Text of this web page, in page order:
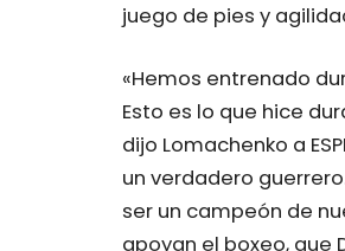
juego de pies y
«Hemos entrenado
Esto es lo que hice
dijo Lomachenko a
un verdadero
ser un campeón de
apoyan el boxeo, que